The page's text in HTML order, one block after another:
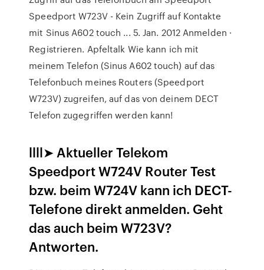
Speedport W723V - Kein Zugriff auf Kontakte
mit Sinus A602 touch ... 5. Jan. 2012 Anmelden ·
Registrieren. Apfeltalk Wie kann ich mit
meinem Telefon (Sinus A602 touch) auf das
Telefonbuch meines Routers (Speedport
W723V) zugreifen, auf das von deinem DECT
Telefon zugegriffen werden kann!
llll➤ Aktueller Telekom
Speedport W724V Router Test
bzw. beim W724V kann ich DECT-
Telefone direkt anmelden. Geht
das auch beim W723V?
Antworten.